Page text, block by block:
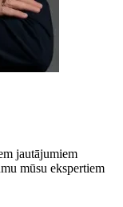
jautājumiem
mūsu ekspertiem